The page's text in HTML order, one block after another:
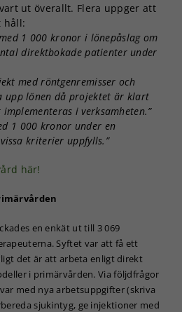
ut överallt. Flera uppger att
håll:
1 000 kronor i lönepåslag om
direktbokade patienter under
med röntgenremisser och
upp lönen då projektet är klart
i verksamheten.”
1 000 kronor under en
kriterier uppfylls.”
här!
en enkät ut till 3 069
Syftet var att få ett
det är att arbeta enligt direkt
i primärvården. Via följdfrågor
med nya arbetsuppgifter (skriva
sjukintyg, ge injektioner med